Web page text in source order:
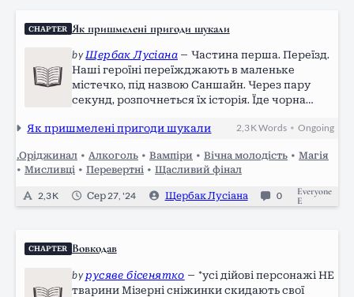
CHAPTER Як пришмелені пригоди шукали
byЩербак Лусіана— Частина перша. Переїзд.
Наші героїні переїжджають в маленьке
містечко, під назвою Саншайн. Через пару
секунд, розпочнеться їх історія. Їде чорна
об'їжджають інші машини, які зустрічаються
Єлизавета Міллер,…
Як пришмелені пригоди шукали 2,3 KWords •Ongoing
.Оріджинал • Алкоголь • Вампіри • Вічна молодість • Магія
• Мисливці • Перевертні • Щасливий фінал
2,3 K Сер 27, '24 Щербак Лусіана 0
Everyone
E
CHAPTER Вовкодав
byрусяве бісенятко — *усі дійові персонажі НЕ
тварини Мізерні сніжинки скидають свої